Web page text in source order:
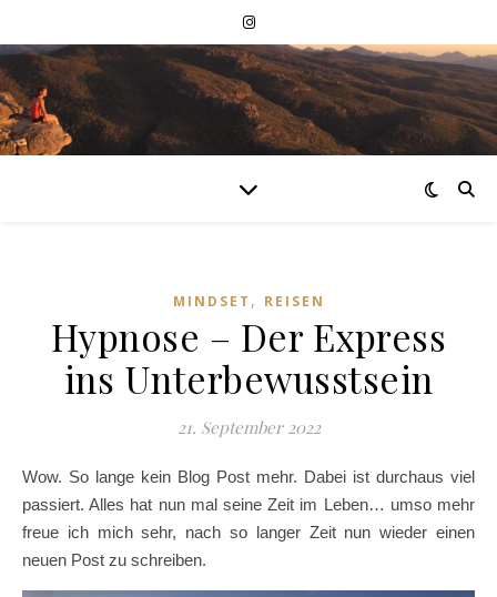
MINDSET , REISEN
Hypnose – Der Express
ins Unterbewusstsein
21. September 2022
Wow. So lange kein Blog Post mehr. Dabei ist durchaus viel
passiert. Alles hat nun mal seine Zeit im Leben… umso mehr
freue ich mich sehr, nach so langer Zeit nun wieder einen
neuen Post zu schreiben.